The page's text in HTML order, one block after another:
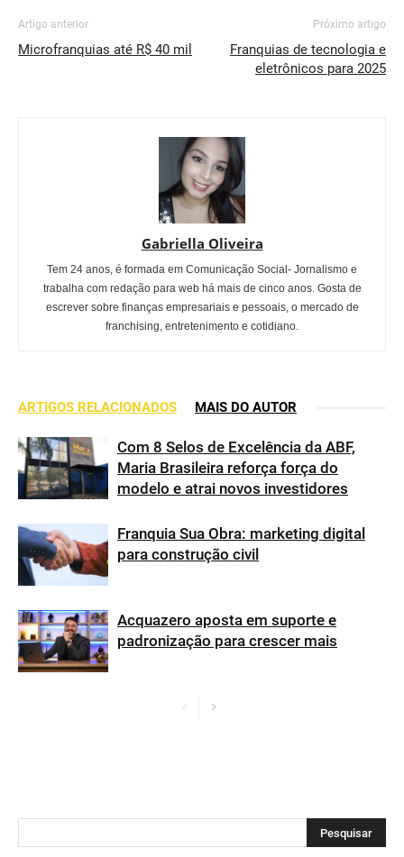
Artigo anterior
Microfranquias até R$ 40 mil
Próximo artigo
Franquias de tecnologia e
eletrônicos para 2025
Gabriella Oliveira
Tem 24 anos, é formada em Comunicação Social- Jornalismo e
trabalha com redação para web há mais de cinco anos. Gosta de
escrever sobre finanças empresariais e pessoais, o mercado de
franchising, entretenimento e cotidiano.
ARTIGOS RELACIONADOS MAIS DO AUTOR
Com 8 Selos de Excelência da ABF,
Maria Brasileira reforça força do
modelo e atrai novos investidores
Franquia Sua Obra: marketing digital
para construção civil
Acquazero aposta em suporte e
padronização para crescer mais